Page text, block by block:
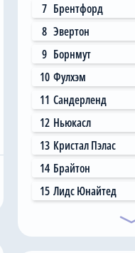
в
за звезду
Вчера,
клубе
7 Брентфорд
8 Эвертон
9 Борнмут
10 Фулхэм
11 Сандерленд
12 Ньюкасл
13 Кристал Пэлас
14 Брайтон
15 Лидс Юнайтед